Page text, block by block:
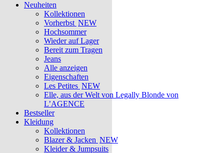
Neuheiten
Kollektionen
Vorherbst NEW
Hochsommer
Wieder auf Lager
Bereit zum Tragen
Jeans
Alle anzeigen
Eigenschaften
Les Petites NEW
Elle, aus der Welt von Legally Blonde von
L’AGENCE
Bestseller
Kleidung
Kollektionen
Blazer & Jacken NEW
Kleider & Jumpsuits